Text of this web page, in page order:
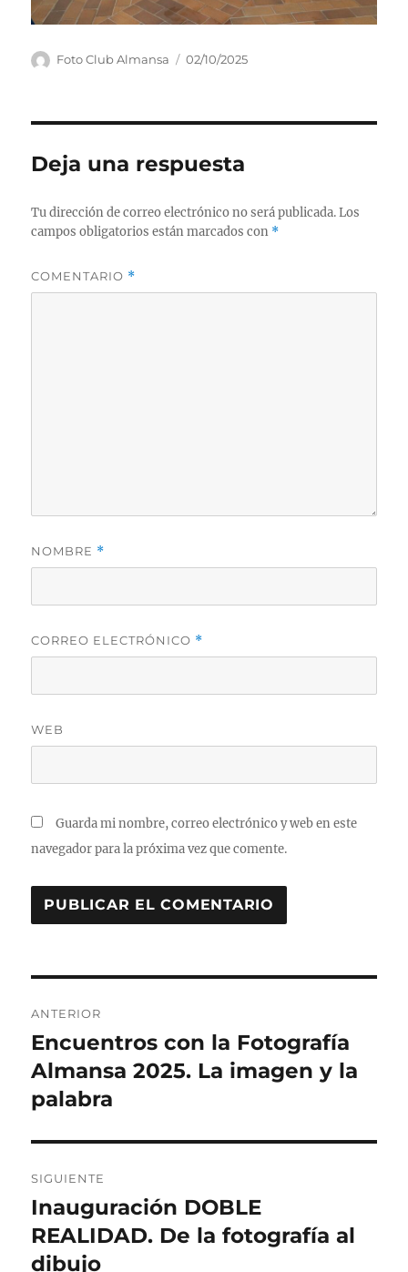
Autor
Foto Club Almansa
Publicado
02/10/2025
Deja una respuesta
Tu dirección de correo electrónico no será publicada. Los
campos obligatorios están marcados con *
COMENTARIO *
NOMBRE *
CORREO ELECTRÓNICO *
WEB
Guarda mi nombre, correo electrónico y web en este
navegador para la próxima vez que comente.
de
entradas
ANTERIOR
Entrada
anterior:
Encuentros con la Fotografía
Almansa 2025. La imagen y la
palabra
SIGUIENTE
Entrada
siguiente:
Inauguración DOBLE
REALIDAD. De la fotografía al
dibujo